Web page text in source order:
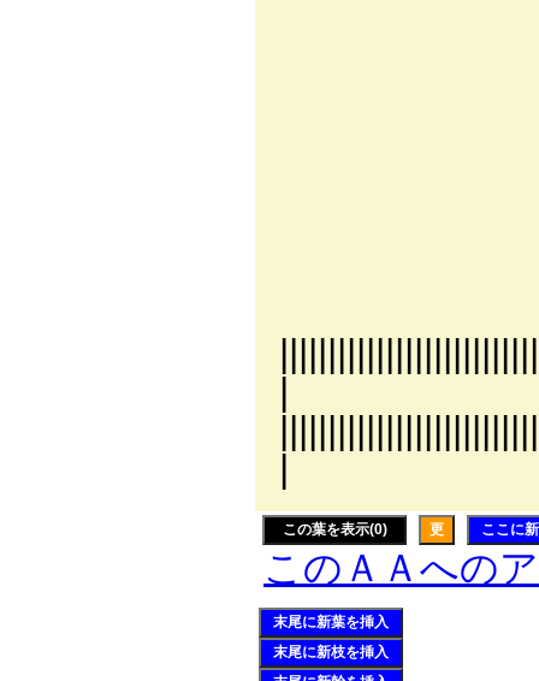
| |
| |
この葉を表示(0) 更 ここに
このＡＡへの
末尾に新葉を挿入
末尾に新枝を挿入